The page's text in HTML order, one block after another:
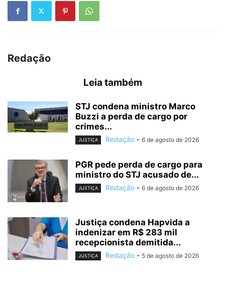
Redação
Leia também
STJ condena ministro Marco
Buzzi a perda de cargo por
crimes...
JUSTIÇA Redação - 6 de agosto de 2026
PGR pede perda de cargo para
ministro do STJ acusado de...
JUSTIÇA Redação - 6 de agosto de 2026
Justiça condena Hapvida a
indenizar em R$ 283 mil
recepcionista demitida...
JUSTIÇA Redação - 5 de agosto de 2026